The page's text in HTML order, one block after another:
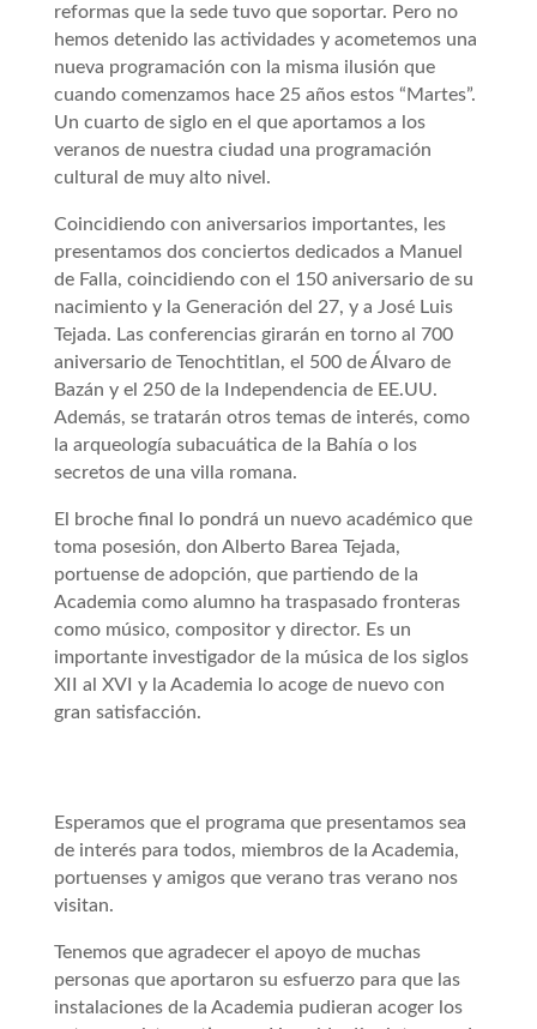
reformas que la sede tuvo que soportar. Pero no
hemos detenido las actividades y acometemos una
nueva programación con la misma ilusión que
cuando comenzamos hace 25 años estos “Martes”.
Un cuarto de siglo en el que aportamos a los
veranos de nuestra ciudad una programación
cultural de muy alto nivel.
Coincidiendo con aniversarios importantes, les
presentamos dos conciertos dedicados a Manuel
de Falla, coincidiendo con el 150 aniversario de su
nacimiento y la Generación del 27, y a José Luis
Tejada. Las conferencias girarán en torno al 700
aniversario de Tenochtitlan, el 500 de Álvaro de
Bazán y el 250 de la Independencia de EE.UU.
Además, se tratarán otros temas de interés, como
la arqueología subacuática de la Bahía o los
secretos de una villa romana.
El broche final lo pondrá un nuevo académico que
toma posesión, don Alberto Barea Tejada,
portuense de adopción, que partiendo de la
Academia como alumno ha traspasado fronteras
como músico, compositor y director. Es un
importante investigador de la música de los siglos
XII al XVI y la Academia lo acoge de nuevo con
gran satisfacción.
Esperamos que el programa que presentamos sea
de interés para todos, miembros de la Academia,
portuenses y amigos que verano tras verano nos
visitan.
Tenemos que agradecer el apoyo de muchas
personas que aportaron su esfuerzo para que las
instalaciones de la Academia pudieran acoger los